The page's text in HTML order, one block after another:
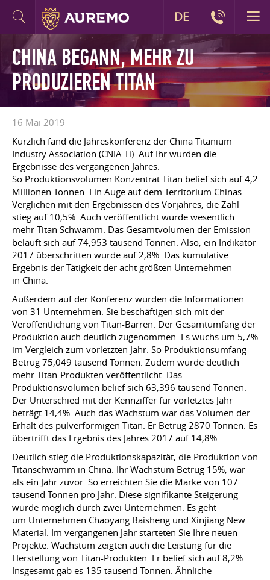
CHINA BEGANN, MEHR ZU
PRODUZIEREN TITAN
16 Mai 2019
Kürzlich fand die Jahreskonferenz der China Titanium
Industry Association (CNIA-Ti). Auf Ihr wurden die
Ergebnisse des vergangenen Jahres.
So Produktionsvolumen Konzentrat Titan belief sich auf 4,2
Millionen Tonnen. Ein Auge auf dem Territorium Chinas.
Verglichen mit den Ergebnissen des Vorjahres, die Zahl
stieg auf 10,5%. Auch veröffentlicht wurde wesentlich
mehr Titan Schwamm. Das Gesamtvolumen der Emission
beläuft sich auf 74,953 tausend Tonnen. Also, ein Indikator
2017 überschritten wurde auf 2,8%. Das kumulative
Ergebnis der Tätigkeit der acht größten Unternehmen
in China.
Außerdem auf der Konferenz wurden die Informationen
von 31 Unternehmen. Sie beschäftigen sich mit der
Veröffentlichung von Titan-Barren. Der Gesamtumfang der
Produktion auch deutlich zugenommen. Es wuchs um 5,7%
im Vergleich zum vorletzten Jahr. So Produktionsumfang
Betrug 75,049 tausend Tonnen. Zudem wurde deutlich
mehr Titan-Produkten veröffentlicht. Das
Produktionsvolumen belief sich 63,396 tausend Tonnen.
Der Unterschied mit der Kennziffer für vorletztes Jahr
beträgt 14,4%. Auch das Wachstum war das Volumen der
Erhalt des pulverförmigen Titan. Er Betrug 2870 Tonnen. Es
übertrifft das Ergebnis des Jahres 2017 auf 14,8%.
Deutlich stieg die Produktionskapazität, die Produktion von
Titanschwamm in China. Ihr Wachstum Betrug 15%, war
als ein Jahr zuvor. So erreichten Sie die Marke von 107
tausend Tonnen pro Jahr. Diese signifikante Steigerung
wurde möglich durch zwei Unternehmen. Es geht
um Unternehmen Chaoyang Baisheng und Xinjiang New
Material. Im vergangenen Jahr starteten Sie Ihre neuen
Projekte. Wachstum zeigten auch die Leistung für die
Herstellung von Titan-Produkten. Er belief sich auf 8,2%.
Insgesamt gab es 135 tausend Tonnen. Ähnliche
DE